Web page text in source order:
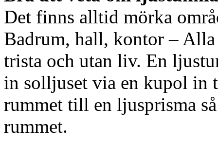
Det finns alltid mörka
Badrum, hall, kontor – Alla
trista och utan liv. En
in solljuset via en kupol in
rummet till en ljusprisma
rummet.